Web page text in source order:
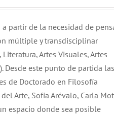
era:
$ 6.000.
es:
$ 4.000.
partir de la necesidad de
múltiple y transdisciplinar
Artes Visuales, Artes
Desde este punto de partida
de Doctorado en Filosofía
Arte, Sofía Arévalo, Carla
espacio donde sea posible